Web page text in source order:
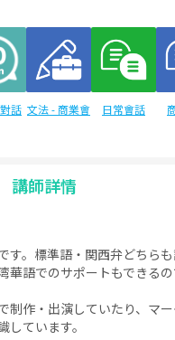
話 文法 - 商業會
日常會話
講師詳情
す。標準語・関西弁どちらも
華語でのサポートもできる
制作・出演していたり、マ
しています。